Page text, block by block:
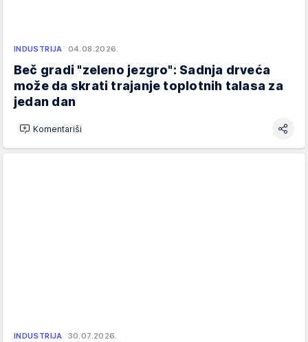
INDUSTRIJA 04.08.2026.
Beč gradi "zeleno jezgro": Sadnja drveća
može da skrati trajanje toplotnih talasa za
jedan dan
Komentariši
INDUSTRIJA 30.07.2026.